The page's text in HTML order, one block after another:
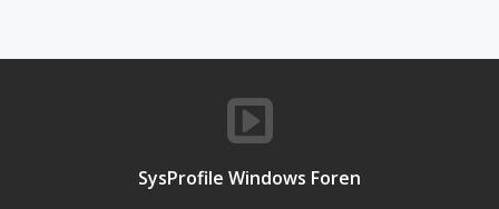
SysProfile Windows Foren